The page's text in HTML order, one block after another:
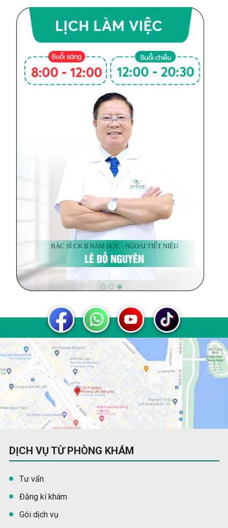
BÁC SĨ CK II NAM HỌC - NGOẠI TIẾT NIỆU
LÊ ĐỖ NGUYÊN
DỊCH VỤ TỪ PHÒNG KHÁM
Tư vấn
Đăng kí khám
Gói dịch vụ